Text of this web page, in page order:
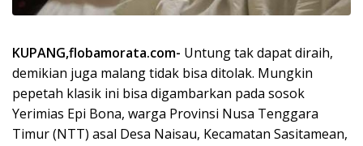
KUPANG,flobamorata.com- Untung tak dapat diraih,
demikian juga malang tidak bisa ditolak. Mungkin
pepetah klasik ini bisa digambarkan pada sosok
Yerimias Epi Bona, warga Provinsi Nusa Tenggara
Timur (NTT) asal Desa Naisau, Kecamatan Sasitamean,